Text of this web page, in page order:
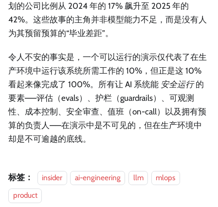
划的公司比例从 2024 年的 17% 飙升至 2025 年的
42%。这些故事的主角并非模型能力不足，而是没有人
为其预留预算的“毕业差距”。
令人不安的事实是，一个可以运行的演示仅代表了在生
产环境中运行该系统所需工作的 10%，但正是这 10%
看起来像完成了 100%。所有让 AI 系统能 安全运行的
要素——评估（evals）、护栏（guardrails）、可观测
性、成本控制、安全审查、值班（on-call）以及拥有预
算的负责人——在演示中是不可见的，但在生产环境中
却是不可逾越的底线。
标签： insider ai-engineering llm
mlops
product